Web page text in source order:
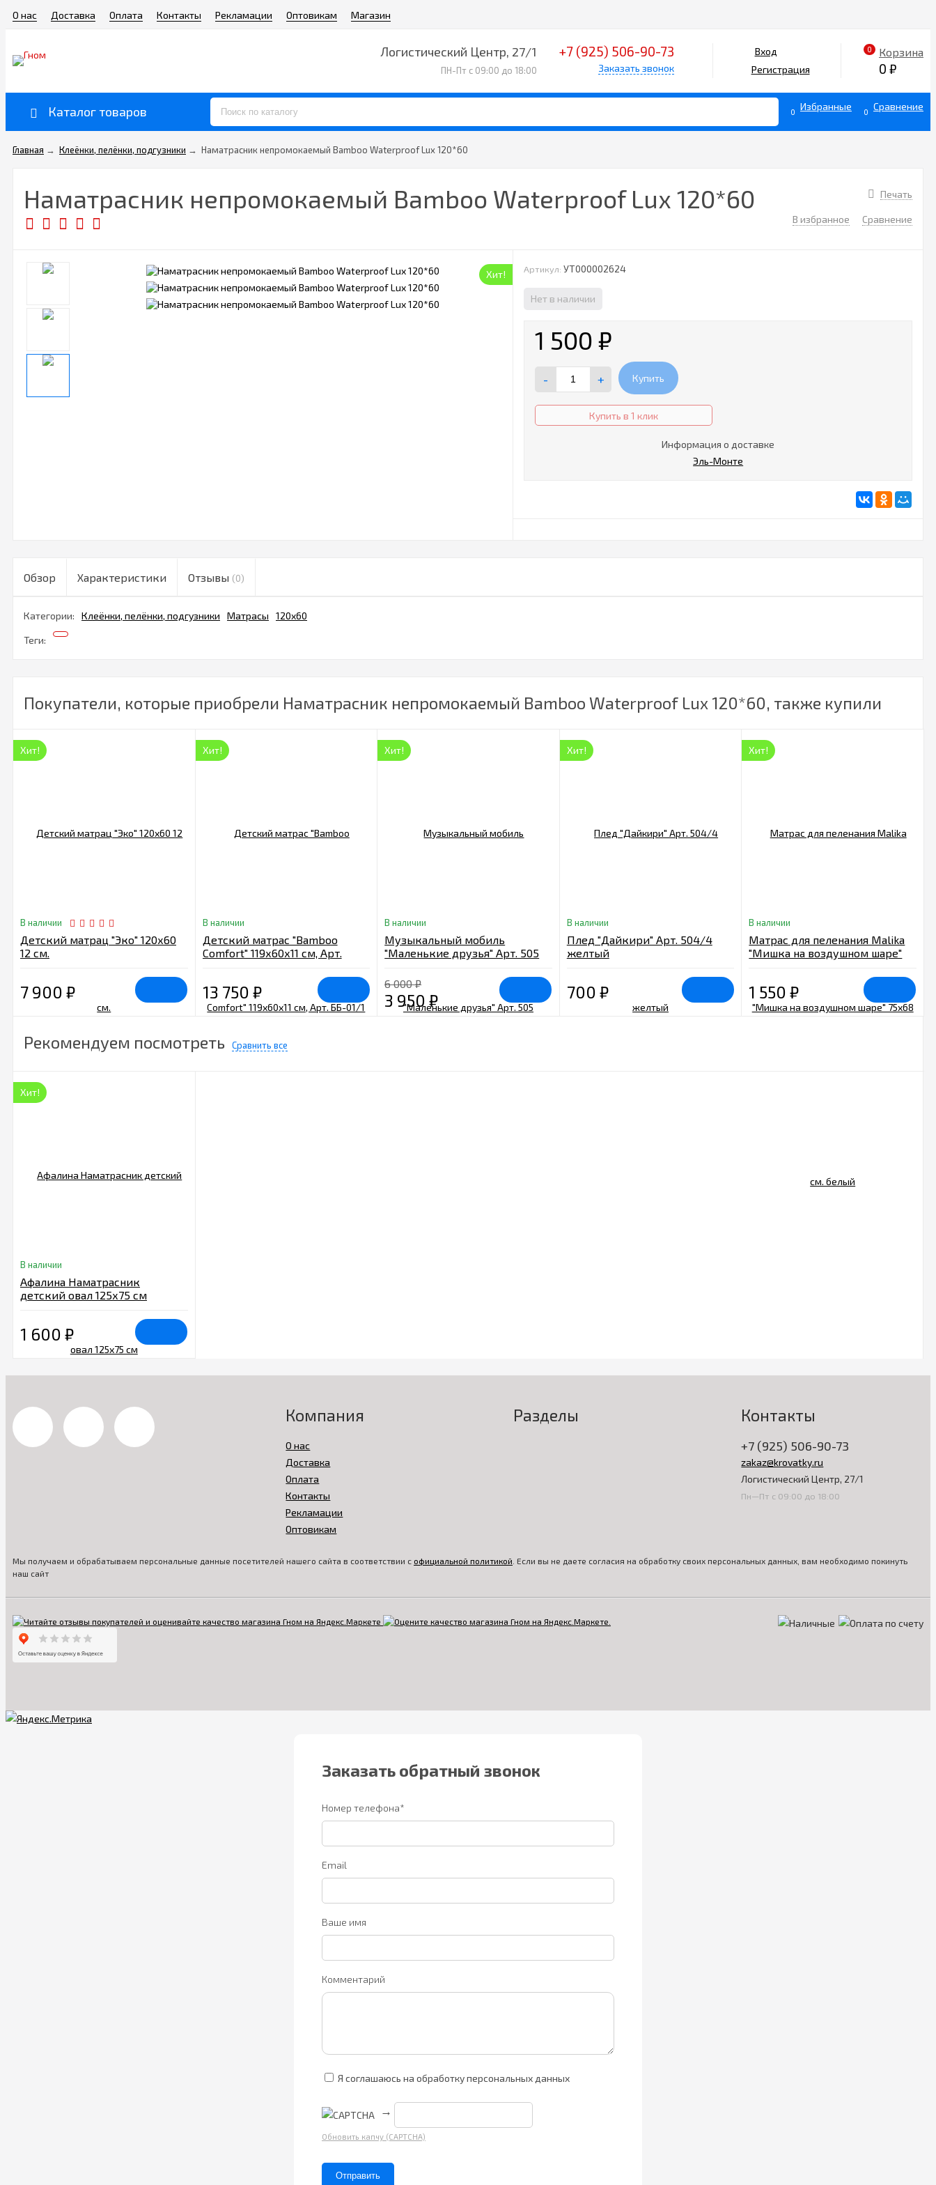
О нас Доставка Оплата Контакты Рекламации Оптовикам Магазин
Логистический Центр, 27/1
ПН-Пт с 09:00 до 18:00
+7 (925) 506-90-73
Заказать звонок
Вход
Регистрация
0 Корзина
0 ₽
Каталог товаров 0 Избранные 0 Сравнение
Главная → Клеёнки, пелёнки, подгузники → Наматрасник непромокаемый Bamboo Waterproof Lux 120*60
Печать
Наматрасник непромокаемый Bamboo Waterproof Lux 120*60
В избранное Сравнение
Хит! Артикул: УТ000002624
Нет в наличии
1 500₽
- + Купить
Купить в 1 клик
Информация о доставке
Эль-Монте
Обзор Характеристики Отзывы (0)
Категории: Клеёнки, пелёнки, подгузники Матрасы 120х60
Теги:
Покупатели, которые приобрели Наматрасник непромокаемый Bamboo Waterproof Lux 120*60, также купили
Хит!
В наличии
Детский матрац "Эко" 120х60
12 см.
7 900 ₽
Хит!
В наличии
Детский матрас "Bamboo
Comfort" 119х60х11 см, Арт.
13 750 ₽
Хит!
В наличии
Музыкальный мобиль
"Маленькие друзья" Арт. 505
6 000₽
3 950₽
Хит!
В наличии
Плед "Дайкири" Арт. 504/4
желтый
700 ₽
Хит!
В наличии
Матрас для пеленания Malika
"Мишка на воздушном шаре"
1 550₽
Рекомендуем посмотреть Сравнить все
Хит!
В наличии
Афалина Наматрасник
детский овал 125х75 см
1 600 ₽
Компания
О нас
Доставка
Оплата
Контакты
Рекламации
Оптовикам
Разделы Контакты
+7 (925) 506-90-73
zakaz@krovatky.ru
Логистический Центр, 27/1
Пн—Пт с 09:00 до 18:00
Мы получаем и обрабатываем персональные данные посетителей нашего сайта в соответствии с официальной политикой . Если вы не даете согласия на обработку своих персональных данных, вам необходимо покинуть
наш сайт
Заказать обратный звонок
Номер телефона*
Email
Ваше имя
Комментарий
Я соглашаюсь на обработку персональных данных
→
Обновить капчу (CAPTCHA)